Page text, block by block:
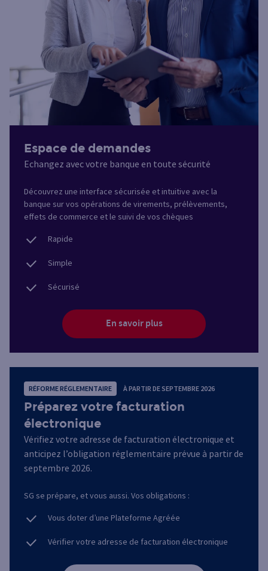
Espace de demandes
Echangez avec votre banque en toute sécurité
Découvrez une interface sécurisée et intuitive avec la
banque sur vos opérations de virements, prélèvements,
effets de commerce et le suivi de vos chèques
Rapide
Simple
Sécurisé
En savoir plus
RÉFORME RÉGLEMENTAIRE À PARTIR DE SEPTEMBRE 2026
Préparez votre facturation
électronique
Vérifiez votre adresse de facturation électronique et
anticipez l’obligation réglementaire prévue à partir de
septembre 2026.
SG se prépare, et vous aussi. Vos obligations :
Vous doter d’une Plateforme Agréée
Vérifier votre adresse de facturation électronique